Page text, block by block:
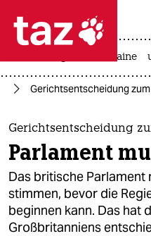
 taz
taz zahl
themen
politik
öko
gesellschaft
krieg in der ukraine
Gerichtsentscheidung
Gerichtsentscheidung
Parlament
Das britische Parlament
stimmen, bevor die
beginnen kann. Das hat
Großbritanniens